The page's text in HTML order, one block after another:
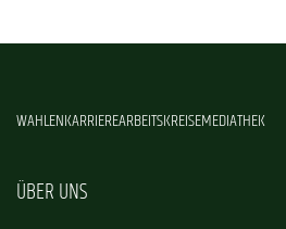
WAHLENKARRIEREARBEITSKREISEMEDIATHEK
ÜBER UNS